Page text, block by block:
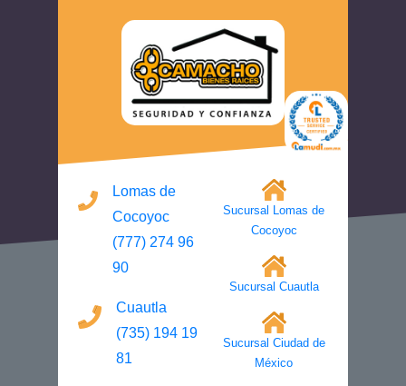
Lomas de
Cocoyoc
(777) 274 96
90
Cuautla
(735) 194 19
81
Sucursal Lomas de
Cocoyoc
Sucursal Cuautla
Sucursal Ciudad de
México